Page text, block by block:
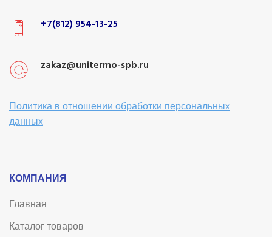
+7(812) 954-13-25
zakaz@unitermo-spb.ru
Политика в отношении обработки персональных
данных
КОМПАНИЯ
Главная
Каталог товаров